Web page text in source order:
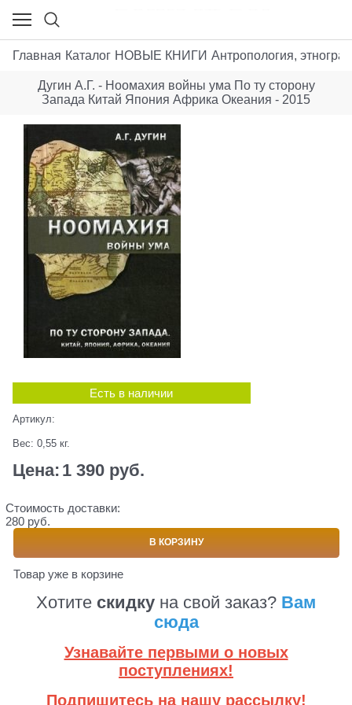
Главная Каталог НОВЫЕ КНИГИ Антропология,
Дугин А.Г. - Ноомахия войны ума По ту сторону
Запада Китай Япония Африка Океания - 2015
Есть в наличии
Артикул:
Вес: 0,55 кг.
Цена: 1 390 руб.
Стоимость доставки:
280 руб.
В КОРЗИНУ
Товар уже в корзине
Хотите скидку на свой заказ? Вам
сюда
Узнавайте первыми о новых
поступлениях!
Подпишитесь на нашу рассылку!